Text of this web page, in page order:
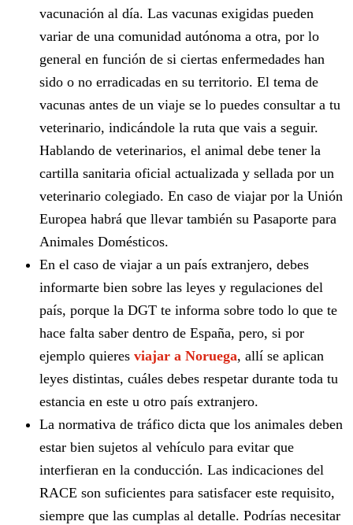
vacunación al día. Las vacunas exigidas pueden
variar de una comunidad autónoma a otra, por lo
general en función de si ciertas enfermedades han
sido o no erradicadas en su territorio. El tema de
vacunas antes de un viaje se lo puedes consultar a tu
veterinario, indicándole la ruta que vais a seguir.
Hablando de veterinarios, el animal debe tener la
cartilla sanitaria oficial actualizada y sellada por un
veterinario colegiado. En caso de viajar por la Unión
Europea habrá que llevar también su Pasaporte para
Animales Domésticos.
En el caso de viajar a un país extranjero, debes
informarte bien sobre las leyes y regulaciones del
país, porque la DGT te informa sobre todo lo que te
hace falta saber dentro de España, pero, si por
ejemplo quieres viajar a Noruega, allí se aplican
leyes distintas, cuáles debes respetar durante toda tu
estancia en este u otro país extranjero.
La normativa de tráfico dicta que los animales deben
estar bien sujetos al vehículo para evitar que
interfieran en la conducción. Las indicaciones del
RACE son suficientes para satisfacer este requisito,
siempre que las cumplas al detalle. Podrías necesitar